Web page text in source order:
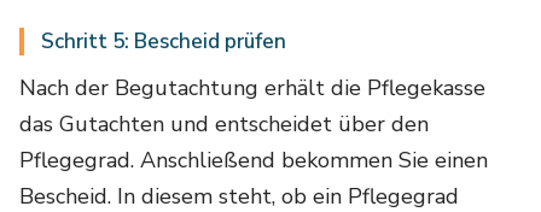
Schritt 5: Bescheid prüfen
Nach der Begutachtung erhält die Pflegekasse
das Gutachten und entscheidet über den
Pflegegrad. Anschließend bekommen Sie einen
Bescheid. In diesem steht, ob ein Pflegegrad